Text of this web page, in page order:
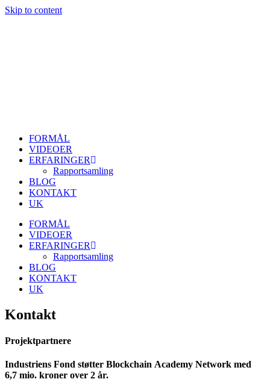
Skip to content
FORMÅL
VIDEOER
ERFARINGER
Rapportsamling
BLOG
KONTAKT
UK
FORMÅL
VIDEOER
ERFARINGER
Rapportsamling
BLOG
KONTAKT
UK
Kontakt
Projektpartnere
Industriens Fond støtter Blockchain Academy Network med
6,7 mio. kroner over 2 år.